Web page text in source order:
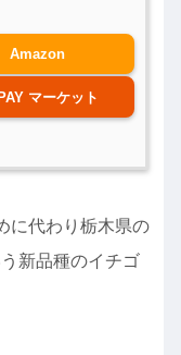
Amazon
マーケット
に代わり栃木県の
新品種のイチゴ